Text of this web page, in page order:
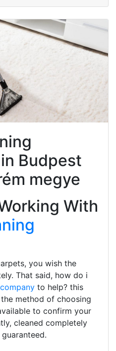
Budpest
megye
With
you wish the
That said, how do i
to help? this
method of choosing
to confirm your
cleaned completely